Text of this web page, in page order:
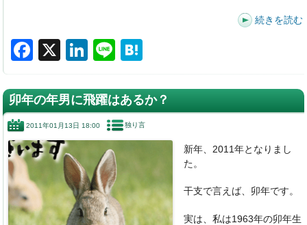
続きを読む
F
c
e
b
o
o
k
X
Li
k
e
dI
n
Li
e
e
n
a
卯年の年男に飛躍はあるか？
2011年01月13日 18:00 独り言
新年、2011年となりまし
た。
干支で言えば、卯年です。
実は、私は1963年の卯年生